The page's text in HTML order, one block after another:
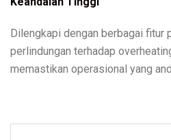
Dilengkapi dengan berbagai fitur
perlindungan terhadap
memastikan operasional yang